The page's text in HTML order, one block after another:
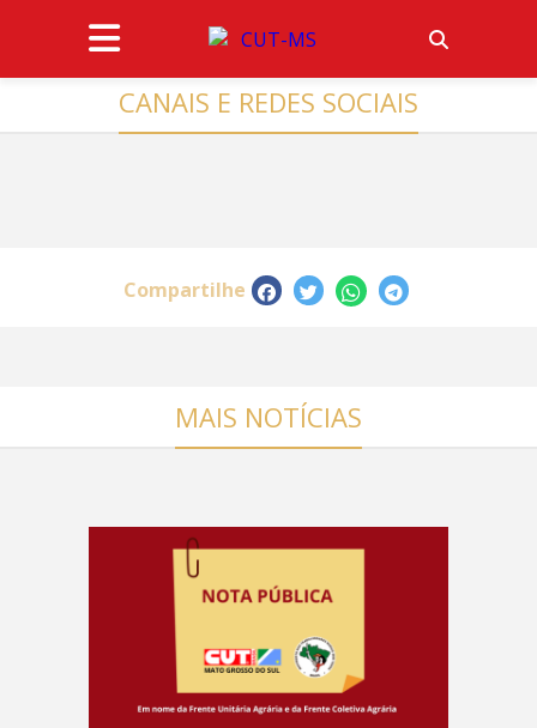
CANAIS E REDES SOCIAIS
Compartilhe
MAIS NOTÍCIAS